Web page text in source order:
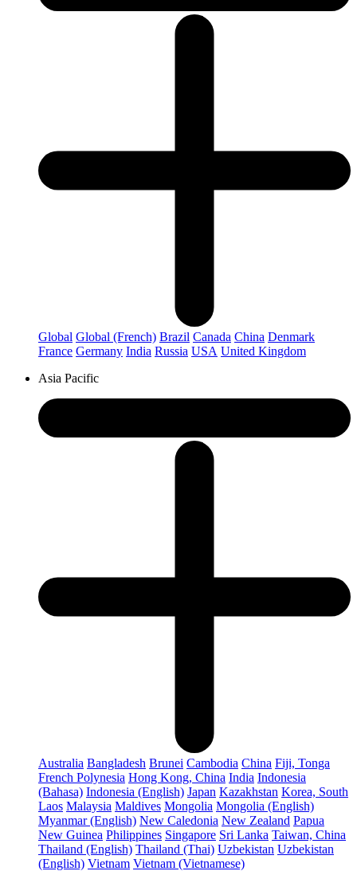
Global Global (French) Brazil Canada China Denmark
France Germany India Russia USA United Kingdom
Asia Pacific
Australia Bangladesh Brunei Cambodia China Fiji, Tonga
French Polynesia Hong Kong, China India Indonesia
(Bahasa) Indonesia (English) Japan Kazakhstan Korea, South
Laos Malaysia Maldives Mongolia Mongolia (English)
Myanmar (English) New Caledonia New Zealand Papua
New Guinea Philippines Singapore Sri Lanka Taiwan, China
Thailand (English) Thailand (Thai) Uzbekistan Uzbekistan
(English) Vietnam Vietnam (Vietnamese)